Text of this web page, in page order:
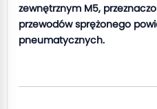
zewnętrznym M5,
przewodów sprężonego
pneumatycznych.